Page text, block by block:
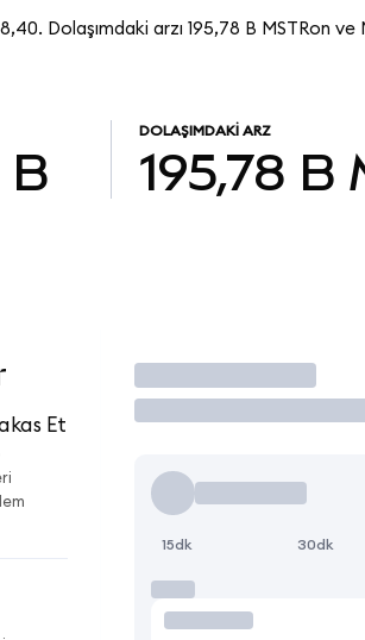
Dolaşımdaki arzı 195,78 B MSTRon
B
DOLAŞIMDAKI ARZ
195,78 B
Et
İşlem Yap
15dk 30dk